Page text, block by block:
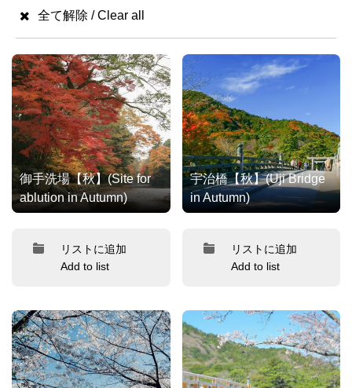
全て解除 / Clear all
御手洗場【秋】(Site for
ablution in Autumn)
リストに追加
Add to list
宇治橋【秋】(Uji Bridge
in Autumn)
リストに追加
Add to list